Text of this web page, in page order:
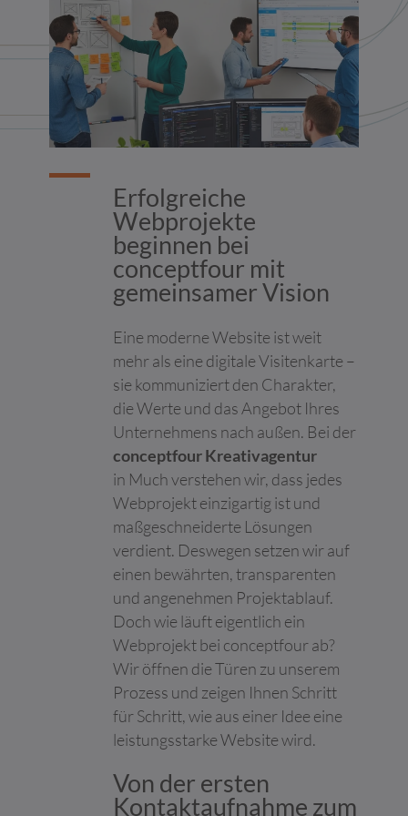
Erfolgreiche
Webprojekte
beginnen bei
conceptfour mit
gemeinsamer Vision
Eine moderne Website ist weit
mehr als eine digitale Visitenkarte –
sie kommuniziert den Charakter,
die Werte und das Angebot Ihres
Unternehmens nach außen. Bei der
conceptfour Kreativagentur
in Much verstehen wir, dass jedes
Webprojekt einzigartig ist und
maßgeschneiderte Lösungen
verdient. Deswegen setzen wir auf
einen bewährten, transparenten
und angenehmen Projektablauf.
Doch wie läuft eigentlich ein
Webprojekt bei conceptfour ab?
Wir öffnen die Türen zu unserem
Prozess und zeigen Ihnen Schritt
für Schritt, wie aus einer Idee eine
leistungsstarke Website wird.
Von der ersten
Kontaktaufnahme zum
Seiten erscheinen.
Sie können Ihre Einwilligung jederzeit von der Cookie-Erklärung
auf unserer Website ändern oder widerrufen.
Erfahren Sie in unserer Datenschutzrichtlinie mehr darüber, wer
wir sind, wie Sie uns kontaktieren können und wie wir
personenbezogene Daten verarbeiten.
Ihre Einwilligung trifft auf die folgenden Domains zu: c4.team
Ihr aktueller Zustand: Ablehnen.
Einwilligung ändern
Die Cookie-Erklärung wurde das letzte Mal am 09/07/2026 von
aktualisiert:
Notwendige Cookies helfen dabei, eine Webseite nutzbar zu
machen, indem sie Grundfunktionen wie Seitennavigation und
Zugriff auf sichere Bereiche der Webseite ermöglichen. Die
Webseite kann ohne diese Cookies nicht richtig funktionieren.
Anbieter Zweck
Maximale
Calendly
LinkedIn
Dieser Cookie wird
verwendet, um
zwischen Menschen
und Bots zu
unterscheiden. Dies ist
vorteilhaft für die
Website, um gültige
Berichte über die
Nutzung Ihrer Website
zu erstellen.
1 Tag
c4.team
Wird verwendet, um
Spam zu erkennen und
die Sicherheit der
Webseite zu
verbessern.
Zustimmungsstatus
des Benutzers für